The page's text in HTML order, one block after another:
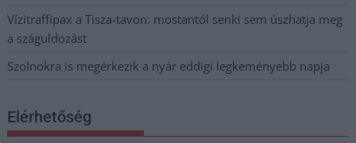
Vízitraffipax a Tisza-tavon: mostantól senki sem úszhatja meg
a száguldozást
Szolnokra is megérkezik a nyár eddigi legkeményebb napja
Elérhetőség